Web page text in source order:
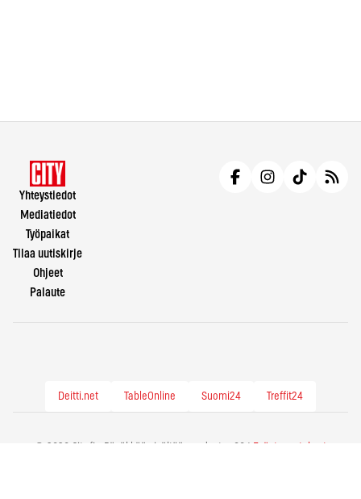
Yhteystiedot
Mediatiedot
Työpaikat
Tilaa uutiskirje
Ohjeet
Palaute
Deitti.net TableOnline Suomi24 Treffit24